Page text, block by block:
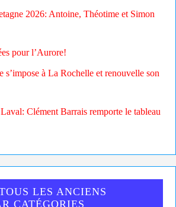
2026: Antoine, Théotime et Simon
pour l’Aurore!
s’impose à La Rochelle et renouvelle son
Clément Barrais remporte le tableau
LES ANCIENS
CATÉGORIES